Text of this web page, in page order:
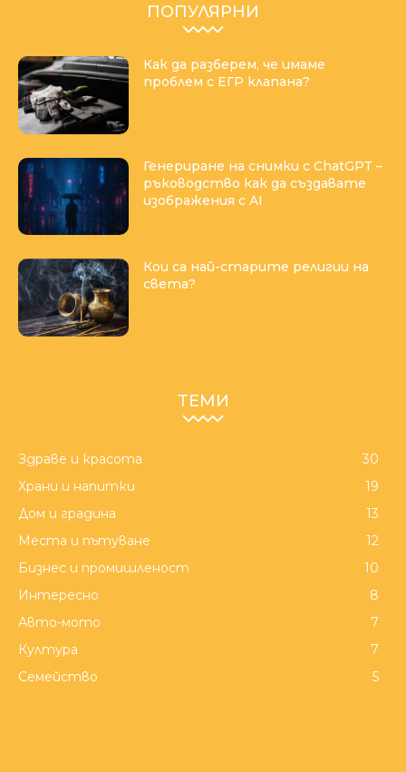
ПОПУЛЯРНИ
Как да разберем, че имаме
проблем с ЕГР клапана?
Генериране на снимки с ChatGPT –
ръководство как да създавате
изображения с AI
Кои са най-старите религии на
света?
ТЕМИ
Здраве и красота
30
Храни и напитки
19
Дом и градина
13
Места и пътуване
12
Бизнес и промишленост
10
Интересно
8
Авто-мото
7
Култура
7
Семейство
5